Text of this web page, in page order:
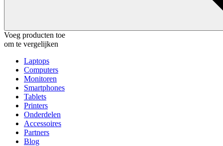
Voeg producten toe
om te vergelijken
Laptops
Computers
Monitoren
Smartphones
Tablets
Printers
Onderdelen
Accessoires
Partners
Blog